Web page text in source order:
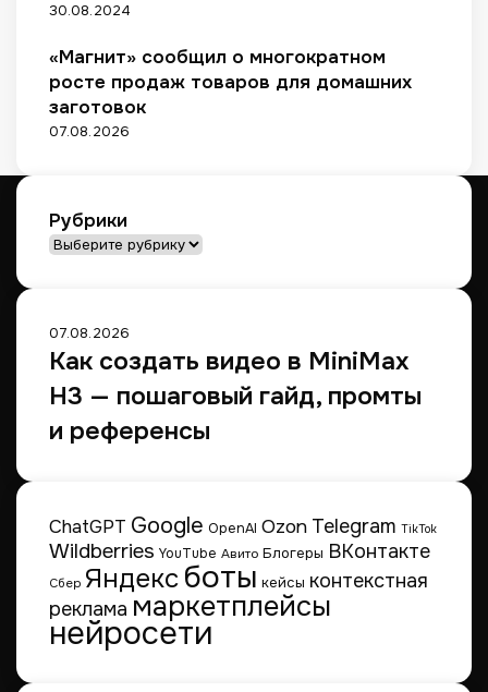
30.08.2024
«Магнит» сообщил о многократном
росте продаж товаров для домашних
заготовок
07.08.2026
Рубрики
Рубрики
07.08.2026
Как создать видео в MiniMax
H3 — пошаговый гайд, промты
и референсы
ChatGPT Google OpenAI Ozon Telegram TikTok
Wildberries YouTube Авито Блогеры ВКонтакте
Сбер Яндексботы кейсы контекстная
реклама маркетплейсы
нейросети